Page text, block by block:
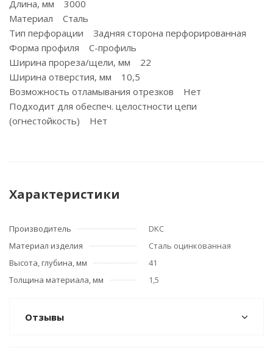
Длина, мм 3000
Материал Сталь
Тип перфорации Задняя сторона перфорированная
Форма профиля С-профиль
Ширина прореза/щели, мм 22
Ширина отверстия, мм 10,5
Возможность отламывания отрезков Нет
Подходит для обеспеч. целостности цепи
(огнестойкость) Нет
Характеристики
Производитель
DKC
Материал изделия
Сталь оцинкованная
Высота, глубина, мм
41
Толщина материала, мм
1,5
Отзывы